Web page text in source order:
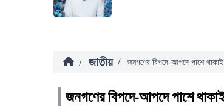
/ জাতীয় / জনগণের বিপদে-আপদে পাশে থাকাই
জনগণের বিপদে-আপদে পাশে